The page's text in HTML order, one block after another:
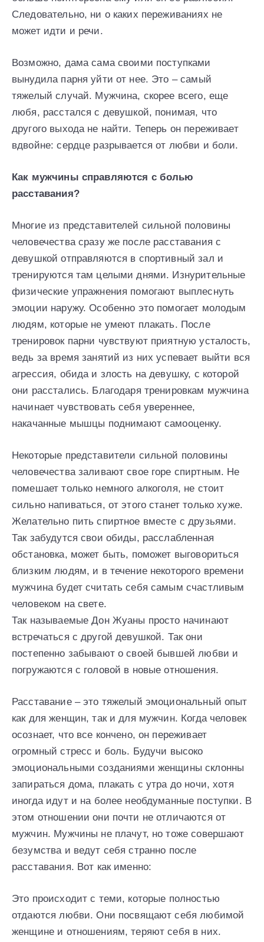
Следовательно, ни о каких переживаниях не
может идти и речи.
Возможно, дама сама своими поступками
вынудила парня уйти от нее. Это – самый
тяжелый случай. Мужчина, скорее всего, еще
любя, расстался с девушкой, понимая, что
другого выхода не найти. Теперь он переживает
вдвойне: сердце разрывается от любви и боли.
Как мужчины справляются с болью
расставания?
Многие из представителей сильной половины
человечества сразу же после расставания с
девушкой отправляются в спортивный зал и
тренируются там целыми днями. Изнурительные
физические упражнения помогают выплеснуть
эмоции наружу. Особенно это помогает молодым
людям, которые не умеют плакать. После
тренировок парни чувствуют приятную усталость,
ведь за время занятий из них успевает выйти вся
агрессия, обида и злость на девушку, с которой
они расстались. Благодаря тренировкам мужчина
начинает чувствовать себя увереннее,
накачанные мышцы поднимают самооценку.
Некоторые представители сильной половины
человечества заливают свое горе спиртным. Не
помешает только немного алкоголя, не стоит
сильно напиваться, от этого станет только хуже.
Желательно пить спиртное вместе с друзьями.
Так забудутся свои обиды, расслабленная
обстановка, может быть, поможет выговориться
близким людям, и в течение некоторого времени
мужчина будет считать себя самым счастливым
человеком на свете.
Так называемые Дон Жуаны просто начинают
встречаться с другой девушкой. Так они
постепенно забывают о своей бывшей любви и
погружаются с головой в новые отношения.
Расставание – это тяжелый эмоциональный опыт
как для женщин, так и для мужчин. Когда человек
осознает, что все кончено, он переживает
огромный стресс и боль. Будучи высоко
эмоциональными созданиями женщины склонны
запираться дома, плакать с утра до ночи, хотя
иногда идут и на более необдуманные поступки. В
этом отношении они почти не отличаются от
мужчин. Мужчины не плачут, но тоже совершают
безумства и ведут себя странно после
расставания. Вот как именно:
Это происходит с теми, которые полностью
отдаются любви. Они посвящают себя любимой
женщине и отношениям, теряют себя в них.